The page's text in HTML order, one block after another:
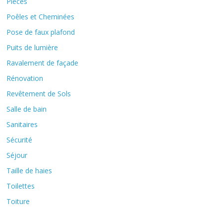
Poêles et Cheminées
Pose de faux plafond
Puits de lumière
Ravalement de façade
Rénovation
Revêtement de Sols
Salle de bain
Sanitaires
Sécurité
Séjour
Taille de haies
Toilettes
Toiture